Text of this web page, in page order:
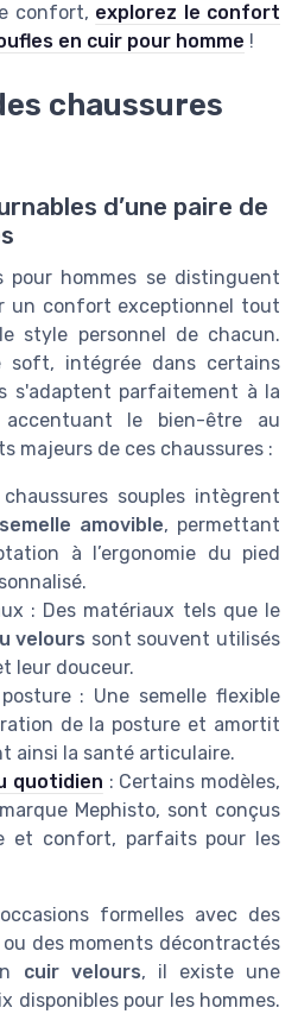
confort, explorez le confort
en cuir pour homme !
chaussures
d’une paire de
pour hommes se distinguent
un confort exceptionnel tout
style personnel de chacun.
soft, intégrée dans certains
s'adaptent parfaitement à la
accentuant le bien-être au
majeurs de ces chaussures :
souples intègrent
semelle amovible, permettant
à l’ergonomie du pied
: Des matériaux tels que le
velours sont souvent utilisés
leur douceur.
: Une semelle flexible
de la posture et amortit
ainsi la santé articulaire.
quotidien : Certains modèles,
Mephisto, sont conçus
et confort, parfaits pour les
formelles avec des
des moments décontractés
cuir velours, il existe une
disponibles pour les hommes.